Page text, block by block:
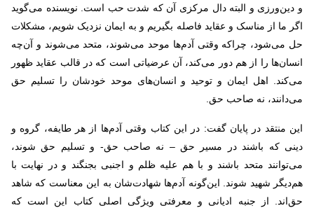
و دین‌ورزی و البته دال مرکزی آن که شدت حب است. نویسنده می‌گوید
اگر ما از مناسک و عقاید فاصله بگیریم و به ایمان نزدیک شویم، مشکلات
حل می‌شود، چراکه وقتی آدم‌ها موحد می‌شوند، متحد می‌شوند و آن‌چه
انسان‌ها را از هم دور می‌کند، آن عرضیاتی است که در قالب عقاید ظهور
می‌کند. اهل ایمان و توحید و انسان‌های موحد خودشان را تسلیم حق
می‌دانند، نه صاحب حق.
این منتقد در پایان گفت: در این کتاب وقتی آدم‌ها از هر طایفه، گروه و
دینی که باشند در مسیر حق – نه صاحب حق- و تسلیم حق شوند،
می‌توانند متحد باشند و با هم علیه ظلم و اجنبی بجنگند و در نهایت با
هم‌دیگر شهید شوند. این‌گونه آدم‌ها شهادت‌شان به این معناست که شاهد
حق‌اند. از جنبه ادیانی و معرفتی ویژگی اصلی کتاب این است که